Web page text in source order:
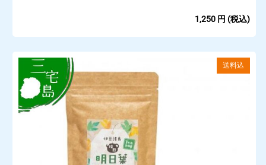
1,250 円 (税込)
送料込